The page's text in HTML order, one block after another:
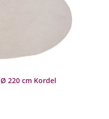
220 cm Kordel